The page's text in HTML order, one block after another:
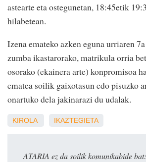
astearte eta ostegunetan, 18:45etik
hilabetean.
Izena emateko azken eguna urriaren
zumba ikastarorako, matrikula orria
osorako (ekainera arte) konpromisoa
ematea soilik gaixotasun edo pisuzko
onartuko dela jakinarazi du udalak.
KIROLA IKAZTEGIETA
ATARIA ez da soilik komunikabide